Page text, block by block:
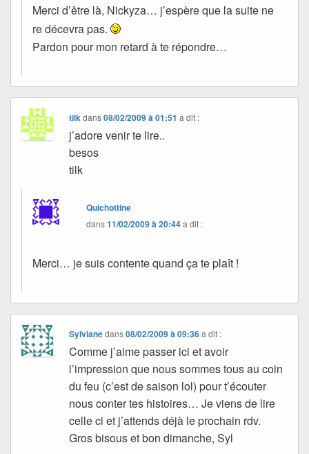
Merci d’être là, Nickyza… j’espère que la suite ne
re décevra pas.
Pardon pour mon retard à te répondre…
tilkdans08/02/2009 à 01:51 a dit :
j’adore venir te lire..
besos
tilk
Quichottine
dans11/02/2009 à 20:44a dit :
Merci… je suis contente quand ça te plaît !
Sylvianedans08/02/2009 à 09:36 a dit :
Comme j’aime passer ici et avoir
l’impression que nous sommes tous au coin
du feu (c’est de saison lol) pour t’écouter
nous conter tes histoires… Je viens de lire
celle ci et j’attends déjà le prochain rdv.
Gros bisous et bon dimanche, Syl